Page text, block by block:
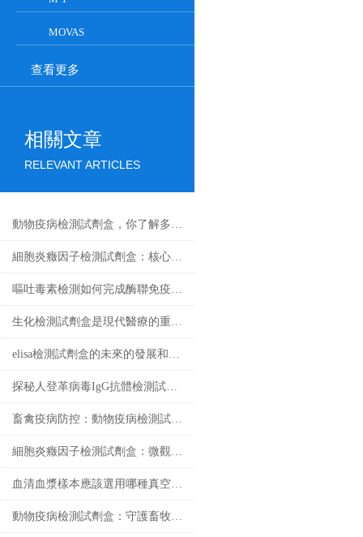
MOVAS
查看更多
相關文章
RELEVANT ARTICLES
動物疫病檢測試劑盒，你了解多少？
細胞炎癥因子檢測試劑盒：核心技術與檢測原理全解析
嘔吐毒素檢測如何完成酶聯免疫試驗
生化檢測試劑盒是現代醫療的重要工具
elisa檢測試劑盒的未來的發展和優點分享
探秘人登革病毒IgG抗體檢測試劑盒：科學守護健康防線
畜禽疫病防控：動物疫病檢測試劑盒的核心作用
細胞炎癥因子檢測試劑盒：微觀戰場里的“情報解碼器”
血清血漿樣本應該選用哪種真空采血管收集？
動物疫病檢測試劑盒：守護畜牧業健康